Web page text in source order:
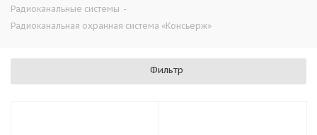
Радиоканальные системы -
Радиоканальная охранная система «Консьерж»
Фильтр